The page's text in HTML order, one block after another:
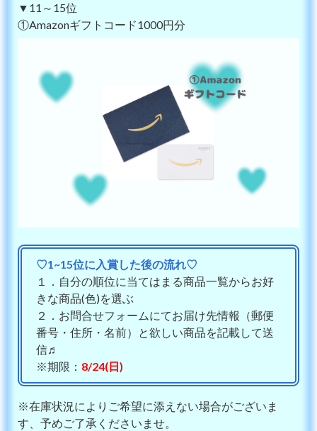
▼11～15位
①Amazonギフトコード1000円分
♡1~15位に入賞した後の流れ♡
１．自分の順位に当てはまる商品一覧からお好
きな商品(色)を選ぶ
２．お問合せフォームにてお届け先情報（郵便
番号・住所・名前）と欲しい商品を記載して送
信♬
※期限： 8/24(日)
※在庫状況によりご希望に添えない場合がございま
す、予めご了承くださいませ。